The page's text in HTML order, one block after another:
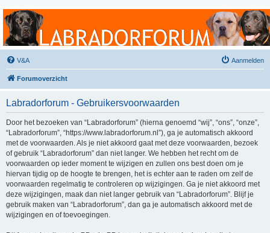
Labradorforum
Het gezelligste Labradorforum van Nederland en België!
V&A Aanmelden
Forumoverzicht
Labradorforum - Gebruikersvoorwaarden
Door het bezoeken van “Labradorforum” (hierna genoemd “wij”, “ons”, “onze”,
“Labradorforum”, “https://www.labradorforum.nl”), ga je automatisch akkoord
met de voorwaarden. Als je niet akkoord gaat met deze voorwaarden, bezoek
of gebruik “Labradorforum” dan niet langer. We hebben het recht om de
voorwaarden op ieder moment te wijzigen en zullen ons best doen om je
hiervan tijdig op de hoogte te brengen, het is echter aan te raden om zelf de
voorwaarden regelmatig te controleren op wijzigingen. Ga je niet akkoord met
deze wijzigingen, maak dan niet langer gebruik van “Labradorforum”. Blijf je
gebruik maken van “Labradorforum”, dan ga je automatisch akkoord met de
wijzigingen en of toevoegingen.